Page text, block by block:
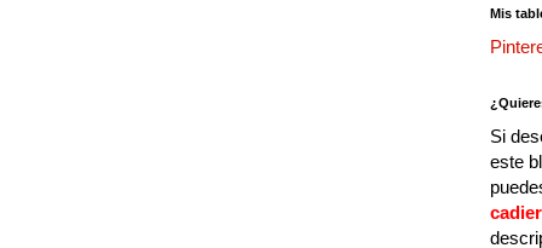
Mis
Si
este